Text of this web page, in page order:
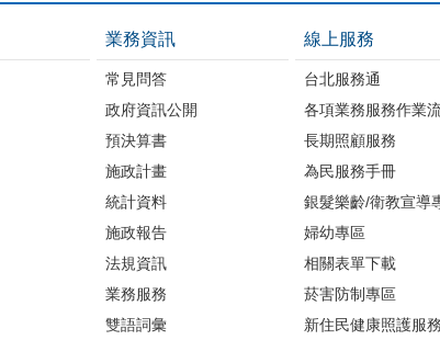
業務資訊
常見問答
政府資訊公開
預決算書
施政計畫
統計資料
施政報告
法規資訊
業務服務
雙語詞彙
線上服務
台北服務通
各項業務服務作業
長期照顧服務
為民服務手冊
銀髮樂齡/衛教宣導
婦幼專區
相關表單下載
菸害防制專區
新住民健康照護服務